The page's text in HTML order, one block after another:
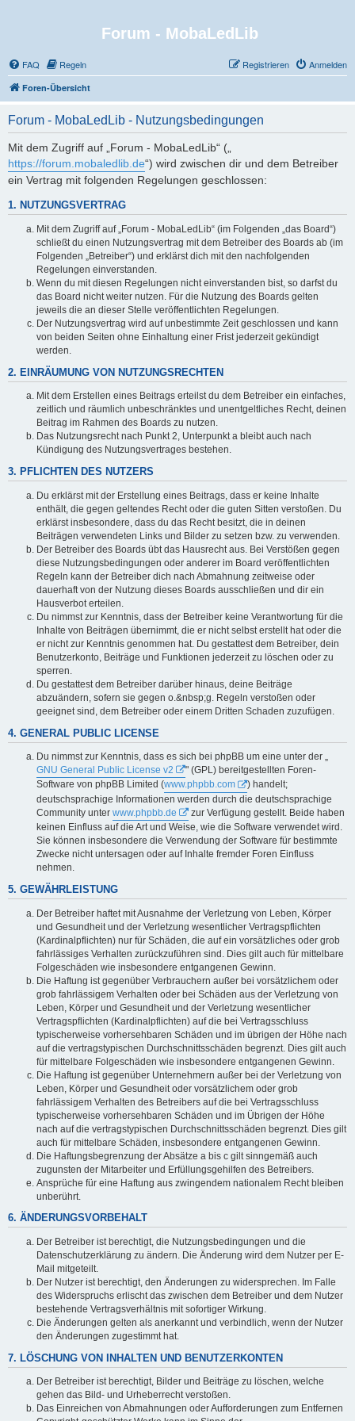
Forum - MobaLedLib
FAQ Regeln Anmelden
Registrieren
Foren-Übersicht
Forum - MobaLedLib - Nutzungsbedingungen
Mit dem Zugriff auf „Forum - MobaLedLib“ („
https://forum.mobaledlib.de“) wird zwischen dir und dem Betreiber
ein Vertrag mit folgenden Regelungen geschlossen:
1. NUTZUNGSVERTRAG
Mit dem Zugriff auf „Forum - MobaLedLib“ (im Folgenden „das Board“)
schließt du einen Nutzungsvertrag mit dem Betreiber des Boards ab (im
Folgenden „Betreiber“) und erklärst dich mit den nachfolgenden
Regelungen einverstanden.
Wenn du mit diesen Regelungen nicht einverstanden bist, so darfst du
das Board nicht weiter nutzen. Für die Nutzung des Boards gelten
jeweils die an dieser Stelle veröffentlichten Regelungen.
Der Nutzungsvertrag wird auf unbestimmte Zeit geschlossen und kann
von beiden Seiten ohne Einhaltung einer Frist jederzeit gekündigt
werden.
2. EINRÄUMUNG VON NUTZUNGSRECHTEN
Mit dem Erstellen eines Beitrags erteilst du dem Betreiber ein einfaches,
zeitlich und räumlich unbeschränktes und unentgeltliches Recht, deinen
Beitrag im Rahmen des Boards zu nutzen.
Das Nutzungsrecht nach Punkt 2, Unterpunkt a bleibt auch nach
Kündigung des Nutzungsvertrages bestehen.
3. PFLICHTEN DES NUTZERS
Du erklärst mit der Erstellung eines Beitrags, dass er keine Inhalte
enthält, die gegen geltendes Recht oder die guten Sitten verstoßen. Du
erklärst insbesondere, dass du das Recht besitzt, die in deinen
Beiträgen verwendeten Links und Bilder zu setzen bzw. zu verwenden.
Der Betreiber des Boards übt das Hausrecht aus. Bei Verstößen gegen
diese Nutzungsbedingungen oder anderer im Board veröffentlichten
Regeln kann der Betreiber dich nach Abmahnung zeitweise oder
dauerhaft von der Nutzung dieses Boards ausschließen und dir ein
Hausverbot erteilen.
Du nimmst zur Kenntnis, dass der Betreiber keine Verantwortung für die
Inhalte von Beiträgen übernimmt, die er nicht selbst erstellt hat oder die
er nicht zur Kenntnis genommen hat. Du gestattest dem Betreiber, dein
Benutzerkonto, Beiträge und Funktionen jederzeit zu löschen oder zu
sperren.
Du gestattest dem Betreiber darüber hinaus, deine Beiträge
abzuändern, sofern sie gegen o.&nbsp;g. Regeln verstoßen oder
geeignet sind, dem Betreiber oder einem Dritten Schaden zuzufügen.
4. GENERAL PUBLIC LICENSE
Du nimmst zur Kenntnis, dass es sich bei phpBB um eine unter der „
GNU General Public License v2
" (GPL) bereitgestellten Foren-
Software von phpBB Limited (www.phpbb.com
) handelt;
deutschsprachige Informationen werden durch die deutschsprachige
Community unter www.phpbb.de
zur Verfügung gestellt. Beide haben
keinen Einfluss auf die Art und Weise, wie die Software verwendet wird.
Sie können insbesondere die Verwendung der Software für bestimmte
Zwecke nicht untersagen oder auf Inhalte fremder Foren Einfluss
nehmen.
5. GEWÄHRLEISTUNG
Der Betreiber haftet mit Ausnahme der Verletzung von Leben, Körper
und Gesundheit und der Verletzung wesentlicher Vertragspflichten
(Kardinalpflichten) nur für Schäden, die auf ein vorsätzliches oder grob
fahrlässiges Verhalten zurückzuführen sind. Dies gilt auch für mittelbare
Folgeschäden wie insbesondere entgangenen Gewinn.
Die Haftung ist gegenüber Verbrauchern außer bei vorsätzlichem oder
grob fahrlässigem Verhalten oder bei Schäden aus der Verletzung von
Leben, Körper und Gesundheit und der Verletzung wesentlicher
Vertragspflichten (Kardinalpflichten) auf die bei Vertragsschluss
typischerweise vorhersehbaren Schäden und im übrigen der Höhe nach
auf die vertragstypischen Durchschnittsschäden begrenzt. Dies gilt auch
für mittelbare Folgeschäden wie insbesondere entgangenen Gewinn.
Die Haftung ist gegenüber Unternehmern außer bei der Verletzung von
Leben, Körper und Gesundheit oder vorsätzlichem oder grob
fahrlässigem Verhalten des Betreibers auf die bei Vertragsschluss
typischerweise vorhersehbaren Schäden und im Übrigen der Höhe
nach auf die vertragstypischen Durchschnittsschäden begrenzt. Dies gilt
auch für mittelbare Schäden, insbesondere entgangenen Gewinn.
Die Haftungsbegrenzung der Absätze a bis c gilt sinngemäß auch
zugunsten der Mitarbeiter und Erfüllungsgehilfen des Betreibers.
Ansprüche für eine Haftung aus zwingendem nationalem Recht bleiben
unberührt.
6. ÄNDERUNGSVORBEHALT
Der Betreiber ist berechtigt, die Nutzungsbedingungen und die
Datenschutzerklärung zu ändern. Die Änderung wird dem Nutzer per E-
Mail mitgeteilt.
Der Nutzer ist berechtigt, den Änderungen zu widersprechen. Im Falle
des Widerspruchs erlischt das zwischen dem Betreiber und dem Nutzer
bestehende Vertragsverhältnis mit sofortiger Wirkung.
Die Änderungen gelten als anerkannt und verbindlich, wenn der Nutzer
den Änderungen zugestimmt hat.
7. LÖSCHUNG VON INHALTEN UND BENUTZERKONTEN
Der Betreiber ist berechtigt, Bilder und Beiträge zu löschen, welche
gehen das Bild- und Urheberrecht verstoßen.
Das Einreichen von Abmahnungen oder Aufforderungen zum Entfernen